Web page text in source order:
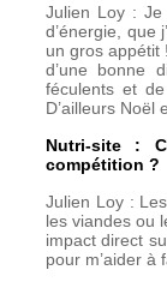
Julien Loy :
d’énergie, que
un gros appétit
d’une bonne
féculents et
D’ailleurs Noël
Nutri-site :
compétition ?
Julien Loy :
les viandes ou
impact direct
pour m’aider à